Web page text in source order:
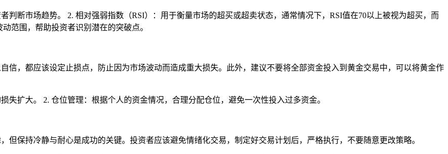
判断市场趋势。 2. 相对强弱指数（RSI）：用于衡量市场的超买或超卖状态，通常情况下，RSI值在70以上被视为超买，而
范围，帮助投资者识别潜在的突破点。
信，都应该设定止损点，防止因为市场波动而造成重大损失。此外，建议不要将全部资金投入到黄金交易中，可以将黄金作
失扩大。 2. 仓位管理：根据个人的资金情况，合理分配仓位，避免一次性投入过多资金。
但保持冷静与耐心是成功的关键。投资者应该避免情绪化交易，制定好交易计划后，严格执行，不要随意更改策略。